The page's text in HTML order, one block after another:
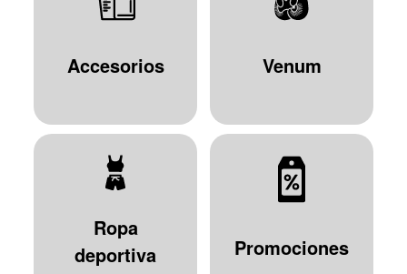
Accesorios Venum
Ropa
deportiva
Promociones